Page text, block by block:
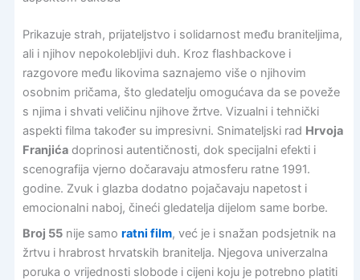
Prikazuje strah, prijateljstvo i solidarnost među braniteljima,
ali i njihov nepokolebljivi duh. Kroz flashbackove i
razgovore među likovima saznajemo više o njihovim
osobnim pričama, što gledatelju omogućava da se poveže
s njima i shvati veličinu njihove žrtve. Vizualni i tehnički
aspekti filma također su impresivni. Snimateljski rad Hrvoja
Franjićadoprinosi autentičnosti, dok specijalni efekti i
scenografija vjerno dočaravaju atmosferu ratne 1991.
godine. Zvuk i glazba dodatno pojačavaju napetost i
emocionalni naboj, čineći gledatelja dijelom same borbe.
Broj 55nije samo ratni film, već je i snažan podsjetnik na
žrtvu i hrabrost hrvatskih branitelja. Njegova univerzalna
poruka o vrijednosti slobode i cijeni koju je potrebno platiti